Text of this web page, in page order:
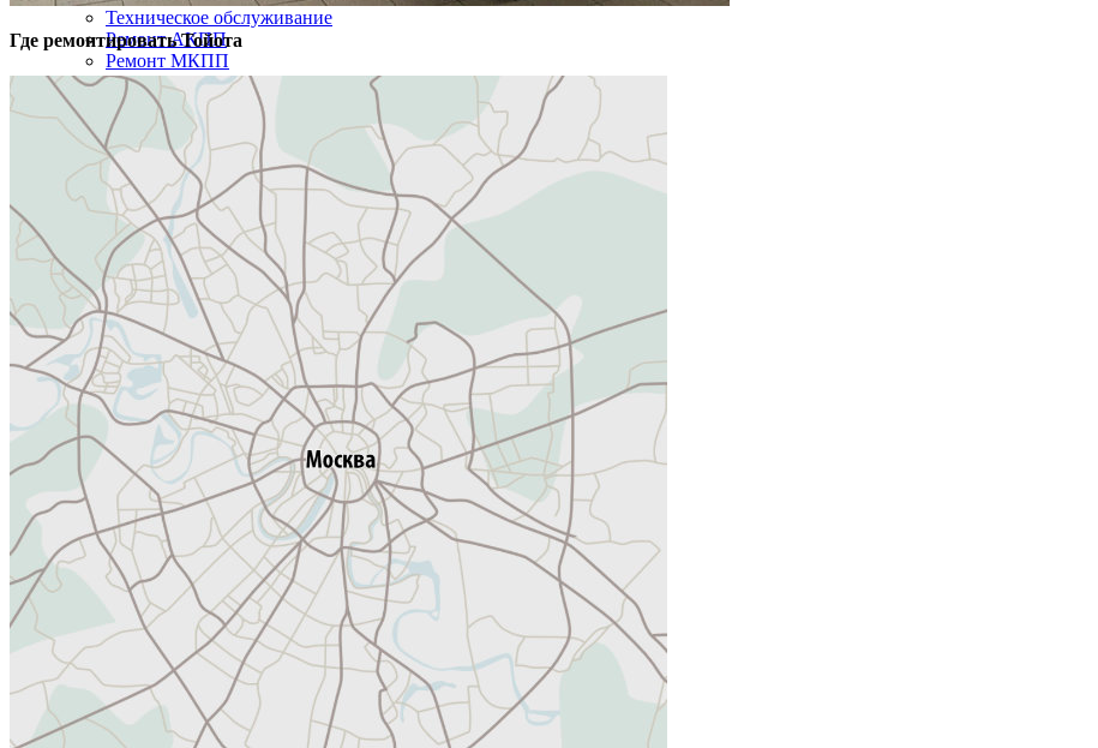
Техническое обслуживание
Ремонт АКПП
Ремонт МКПП
Ремонт подвески
Кузовной ремонт
Ремонт тормозной системы
Ремонт рулевой системы
Ремонт электрооборудования
Ремонт топливной системы
Ремонт системы охлаждения
Ремонт кондиционера
Сход развал
Замена лобового стекла
Ремонт трансмиссии
Шиномонтаж
Цены
Ленд Крузер
Ленд Крузер Прадо
RAV 4
Камри
Королла
Венза
Хайлендер
Фортунер
Авенсис
Аурис
Ярис
Версо
Танк
Витц
Контакты
Где ремонтироватьТойота